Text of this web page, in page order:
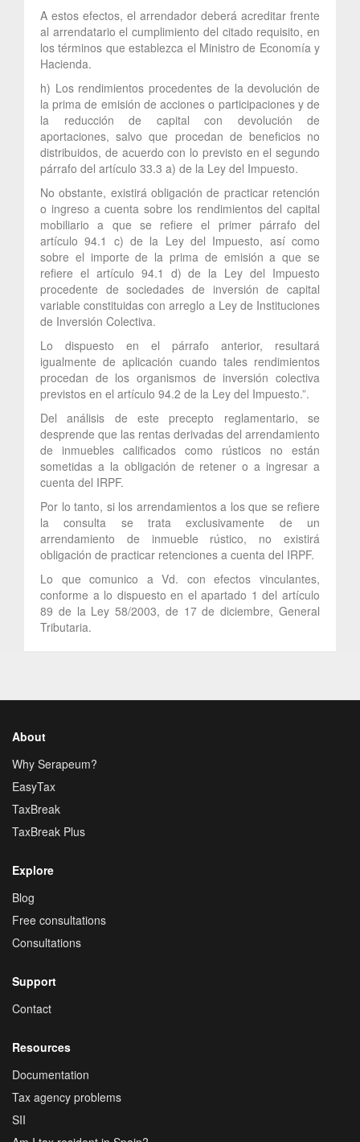
A estos efectos, el arrendador deberá acreditar frente
al arrendatario el cumplimiento del citado requisito, en
los términos que establezca el Ministro de Economía y
Hacienda.
h) Los rendimientos procedentes de la devolución de
la prima de emisión de acciones o participaciones y de
la reducción de capital con devolución de
aportaciones, salvo que procedan de beneficios no
distribuidos, de acuerdo con lo previsto en el segundo
párrafo del artículo 33.3 a) de la Ley del Impuesto.
No obstante, existirá obligación de practicar retención
o ingreso a cuenta sobre los rendimientos del capital
mobiliario a que se refiere el primer párrafo del
artículo 94.1 c) de la Ley del Impuesto, así como
sobre el importe de la prima de emisión a que se
refiere el artículo 94.1 d) de la Ley del Impuesto
procedente de sociedades de inversión de capital
variable constituidas con arreglo a Ley de Instituciones
de Inversión Colectiva.
Lo dispuesto en el párrafo anterior, resultará
igualmente de aplicación cuando tales rendimientos
procedan de los organismos de inversión colectiva
previstos en el artículo 94.2 de la Ley del Impuesto.”.
Del análisis de este precepto reglamentario, se
desprende que las rentas derivadas del arrendamiento
de inmuebles calificados como rústicos no están
sometidas a la obligación de retener o a ingresar a
cuenta del IRPF.
Por lo tanto, si los arrendamientos a los que se refiere
la consulta se trata exclusivamente de un
arrendamiento de inmueble rústico, no existirá
obligación de practicar retenciones a cuenta del IRPF.
Lo que comunico a Vd. con efectos vinculantes,
conforme a lo dispuesto en el apartado 1 del artículo
89 de la Ley 58/2003, de 17 de diciembre, General
Tributaria.
About
Why Serapeum?
EasyTax
TaxBreak
TaxBreak Plus
Explore
Blog
Free consultations
Consultations
Support
Contact
Resources
Documentation
Tax agency problems
SII